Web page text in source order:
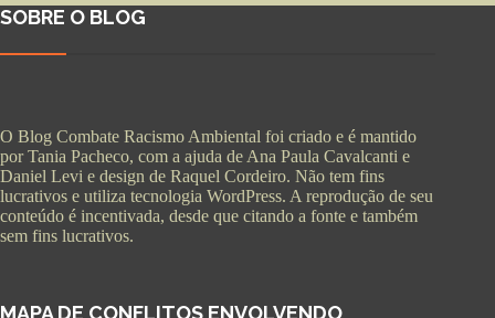
SOBRE O BLOG
O Blog Combate Racismo Ambiental foi criado e é mantido
por Tania Pacheco, com a ajuda de Ana Paula Cavalcanti e
Daniel Levi e design de Raquel Cordeiro. Não tem fins
lucrativos e utiliza tecnologia WordPress. A reprodução de seu
conteúdo é incentivada, desde que citando a fonte e também
sem fins lucrativos.
MAPA DE CONFLITOS ENVOLVENDO